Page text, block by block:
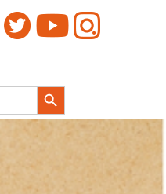
Search Button